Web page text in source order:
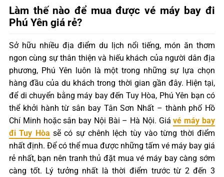
Làm thế nào để mua được vé máy bay đi
Phú Yên giá rẻ?
Sở hữu nhiều địa điểm du lịch nổi tiếng, món ăn thơm
ngon cùng sự thân thiện và hiếu khách của người dân địa
phương, Phú Yên luôn là một trong những sự lựa chọn
hàng đầu của du khách trong thời gian gần đây. Hiện tại,
để di chuyển bằng máy bay đến Tuy Hòa, Phú Yên bạn có
thể khởi hành từ sân bay Tân Sơn Nhất – thành phố Hồ
Chí Minh hoặc sân bay Nội Bài – Hà Nội. Giávé máy bay
đi Tuy Hòa sẽ có sự chênh lệch tùy vào từng thời điểm
nhất định. Để có thể mua được những tấm vé máy bay giá
rẻ nhất, bạn nên tranh thủ đặt mua vé máy bay càng sớm
càng tốt. Lý tưởng nhất là thời điểm trước từ 2 đến 3